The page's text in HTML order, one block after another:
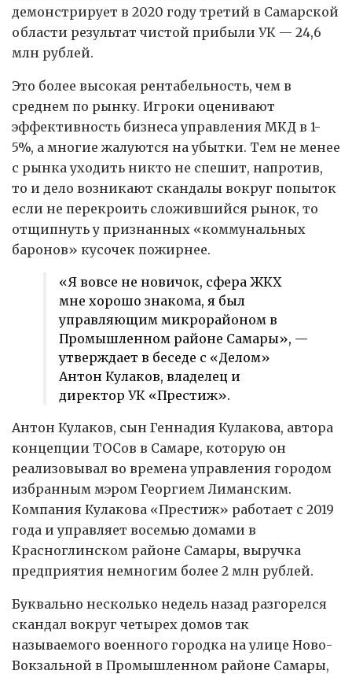
демонстрирует в 2020 году третий в Самарской
области результат чистой прибыли УК — 24,6
млн рублей.
Это более высокая рентабельность, чем в
среднем по рынку. Игроки оценивают
эффективность бизнеса управления МКД в 1-
5%, а многие жалуются на убытки. Тем не менее
с рынка уходить никто не спешит, напротив,
то и дело возникают скандалы вокруг попыток
если не перекроить сложившийся рынок, то
отщипнуть у признанных «коммунальных
баронов» кусочек пожирнее.
«Я вовсе не новичок, сфера ЖКХ
мне хорошо знакома, я был
управляющим микрорайоном в
Промышленном районе Самары», —
утверждает в беседе с «Делом»
Антон Кулаков, владелец и
директор УК «Престиж».
Антон Кулаков, сын Геннадия Кулакова, автора
концепции ТОСов в Самаре, которую он
реализовывал во времена управления городом
избранным мэром Георгием Лиманским.
Компания Кулакова «Престиж» работает с 2019
года и управляет восемью домами в
Красноглинском районе Самары, выручка
предприятия немногим более 2 млн рублей.
Буквально несколько недель назад разгорелся
скандал вокруг четырех домов так
называемого военного городка на улице Ново-
Вокзальной в Промышленном районе Самары,